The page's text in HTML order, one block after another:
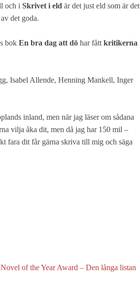
och i Skrivet i eld är det just eld som är det
det goda.
bok En bra dag att dö har fått kritikerna
Isabel Allende, Henning Mankell, Inger
inland, men när jag läser om sådana
vilja åka dit, men då jag har 150 mil –
fara dit får gärna skriva till mig och säga
of the Year Award – Den långa listan